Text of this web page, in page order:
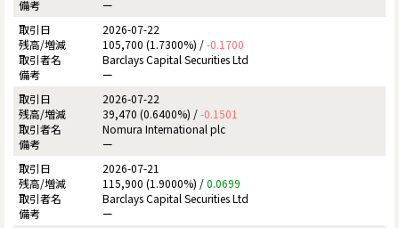
ー
2026-07-22
105,700 (1.7300%) /-0.1700
Barclays Capital Securities Ltd
ー
2026-07-22
39,470 (0.6400%) /-0.1501
Nomura International plc
ー
2026-07-21
115,900 (1.9000%) /0.0699
Barclays Capital Securities Ltd
ー